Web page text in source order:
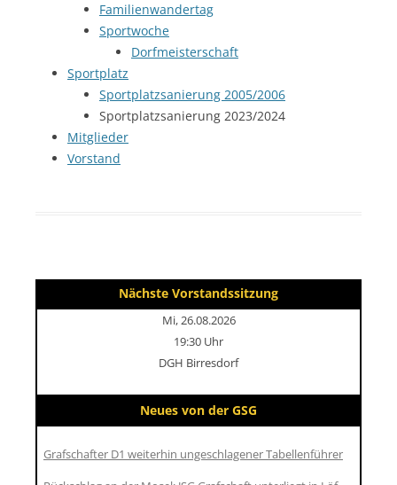
Familienwandertag
Sportwoche
Dorfmeisterschaft
Sportplatz
Sportplatzsanierung 2005/2006
Sportplatzsanierung 2023/2024
Mitglieder
Vorstand
Nächste Vorstandssitzung
Mi, 26.08.2026
19:30 Uhr
DGH Birresdorf
Neues von der GSG
Grafschafter D1 weiterhin ungeschlagener Tabellenführer